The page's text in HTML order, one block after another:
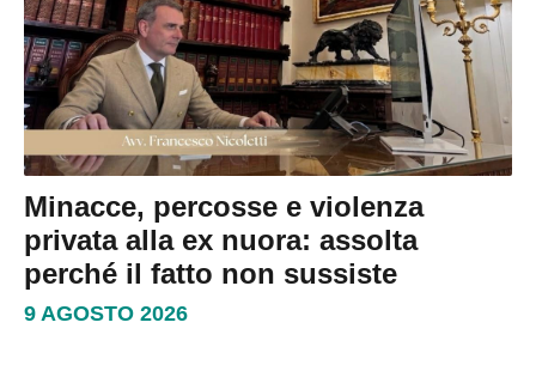
Minacce, percosse e violenza
privata alla ex nuora: assolta
perché il fatto non sussiste
9 AGOSTO 2026